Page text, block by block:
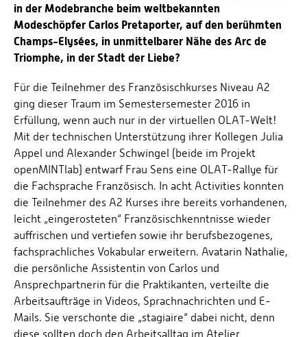
in der Modebranche beim weltbekannten
Modeschöpfer Carlos Pretaporter, auf den berühmten
Champs-Elysées, in unmittelbarer Nähe des Arc de
Triomphe, in der Stadt der Liebe?
Für die Teilnehmer des Französischkurses Niveau A2
ging dieser Traum im Semestersemester 2016 in
Erfüllung, wenn auch nur in der virtuellen OLAT-Welt!
Mit der technischen Unterstützung ihrer Kollegen Julia
Appel und Alexander Schwingel (beide im Projekt
openMINTlab) entwarf Frau Sens eine OLAT-Rallye für
die Fachsprache Französisch. In acht Activities konnten
die Teilnehmer des A2 Kurses ihre bereits vorhandenen,
leicht „eingerosteten“ Französischkenntnisse wieder
auffrischen und vertiefen sowie ihr berufsbezogenes,
fachsprachliches Vokabular erweitern. Avatarin Nathalie,
die persönliche Assistentin von Carlos und
Ansprechpartnerin für die Praktikanten, verteilte die
Arbeitsaufträge in Videos, Sprachnachrichten und E-
Mails. Sie verschonte die „stagiaire“ dabei nicht, denn
diese sollten doch den Arbeitsalltag im Atelier